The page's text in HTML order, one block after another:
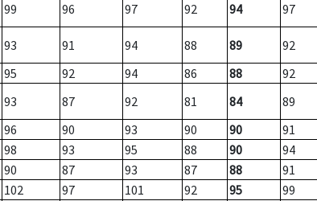
99 96 97 92 94 97
93 91 94 88 89
92
95 92 94 86 88
92
93 87 92 81 84
89
96 90 93 90 90
91
98 93 95 88 90
94
90 87 93 87 88
91
102 97 101 92 95
99